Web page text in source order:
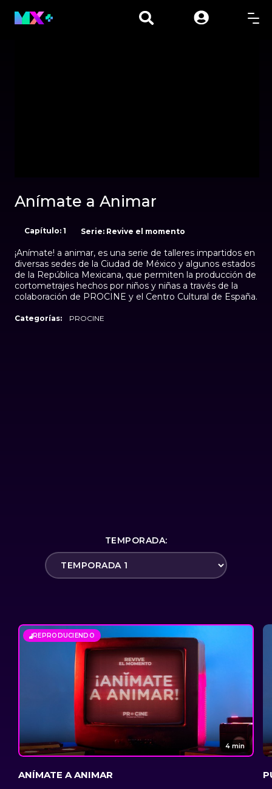
Anímate a Animar
Capítulo: 1 Serie: Revive el momento
¡Anímate! a animar, es una serie de talleres impartidos en
diversas sedes de la Ciudad de México y algunos estados
de la República Mexicana, que permiten la producción de
cortometrajes hechos por niños y niñas a través de la
colaboración de PROCINE y el Centro Cultural de España.
Categorías: PROCINE
TEMPORADA:
REPRODUCIENDO
4 min
ANÍMATE A ANIMAR